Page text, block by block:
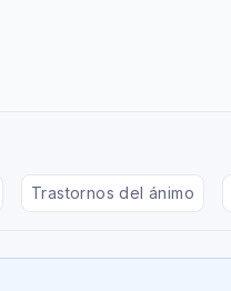
Trastornos del ánimo